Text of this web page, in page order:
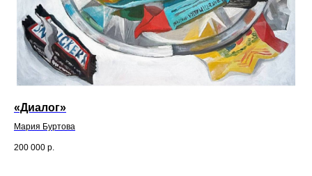
«Диалог»
Мария Буртова
200 000 р.